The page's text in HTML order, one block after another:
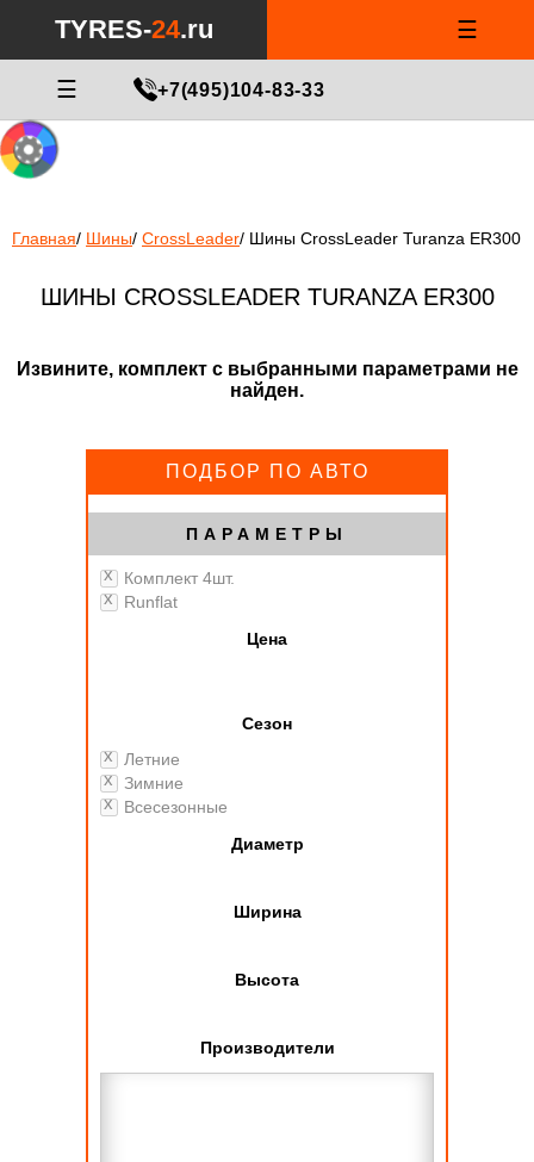
24.ru/html/catalog/controller/product/shinydiski.php
on line
TYRES-24.ru ☰
☰ +7(495)104-83-33
Главная/ Шины/ CrossLeader/ Шины CrossLeader Turanza ER300
ШИНЫ CROSSLEADER TURANZA ER300
Извините, комплект с выбранными параметрами не
найден.
ПОДБОР ПО АВТО
ПАРАМЕТРЫ
Комплект 4шт.
Runflat
Цена
Сезон
Летние
Зимние
Всесезонные
Диаметр
Ширина
Высота
Производители